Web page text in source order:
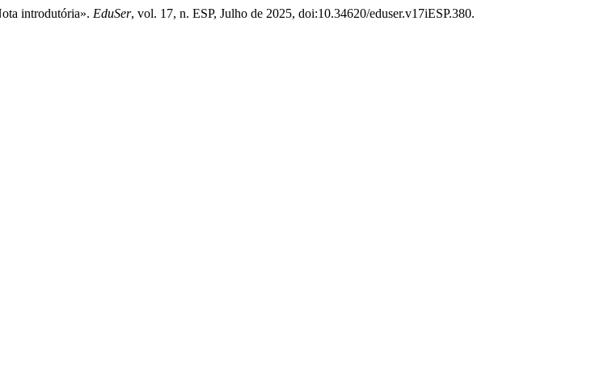
introdutória». EduSer, vol. 17, n. ESP, Julho de 2025, doi:10.34620/eduser.v17iESP.380.